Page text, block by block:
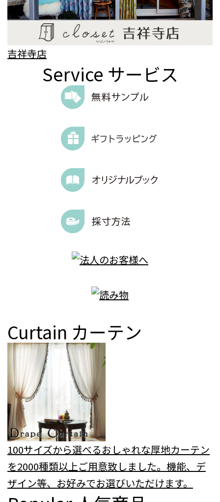
吉祥寺店
Service サービス
Curtain カーテン
100サイズから選べるおしゃれな厚地カーテン
を2000種類以上ご用意致しました。機能、デ
ザイン等、お好みでお選びいただけます。